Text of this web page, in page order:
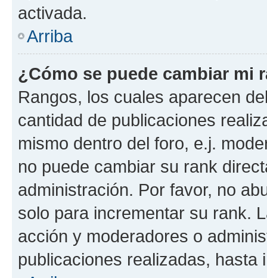
activada.
Arriba
¿Cómo se puede cambiar mi
Rangos, los cuales aparecen
cantidad de publicaciones
mismo dentro del foro, e.j.
no puede cambiar su rank
administración. Por favor, no
solo para incrementar su rank.
acción y moderadores o
publicaciones realizadas, hasta